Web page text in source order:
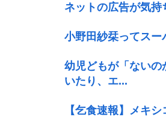
ネットの広告が気
小野田紗栞ってスー
幼児どもが「ないの
いたり、エ...
【乞食速報】メキ